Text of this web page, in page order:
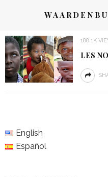
188.1K
LES
English
Español